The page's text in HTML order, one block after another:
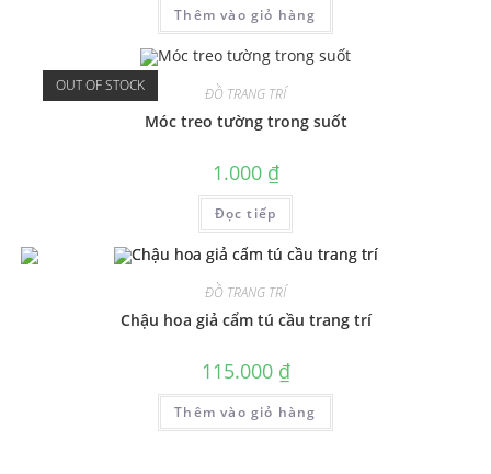
Thêm vào giỏ hàng
OUT OF STOCK ĐỒ TRANG TRÍ
Móc treo tường trong suốt
1.000 ₫
Đọc tiếp
ĐỒ TRANG TRÍ
Chậu hoa giả cẩm tú cầu trang trí
115.000 ₫
Thêm vào giỏ hàng